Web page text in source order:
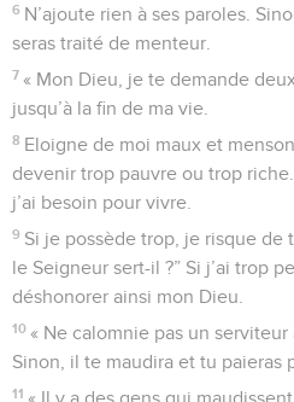
6 N’ajoute rien à ses paroles.
seras traité de menteur.
7 « Mon Dieu, je te demande
jusqu’à la fin de ma vie.
8 Eloigne de moi maux et
devenir trop pauvre ou trop
j’ai besoin pour vivre.
9 Si je possède trop, je risque de
le Seigneur sert-il ?” Si j’ai trop
déshonorer ainsi mon Dieu.
10 « Ne calomnie pas un serviteur
Sinon, il te maudira et tu paieras
11 « Il y a des gens qui